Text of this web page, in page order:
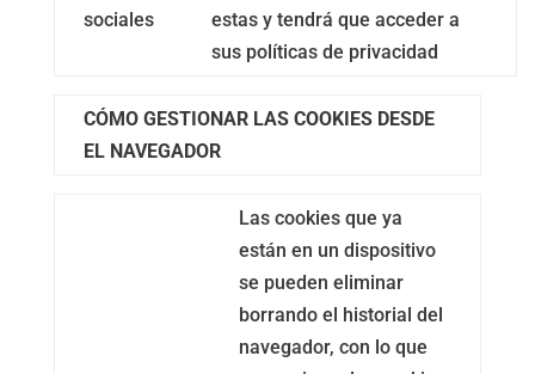
sociales
estas y tendrá que acceder a
sus políticas de privacidad
CÓMO GESTIONAR LAS COOKIES DESDE
EL NAVEGADOR
Las cookies que ya
están en un dispositivo
se pueden eliminar
borrando el historial del
navegador, con lo que